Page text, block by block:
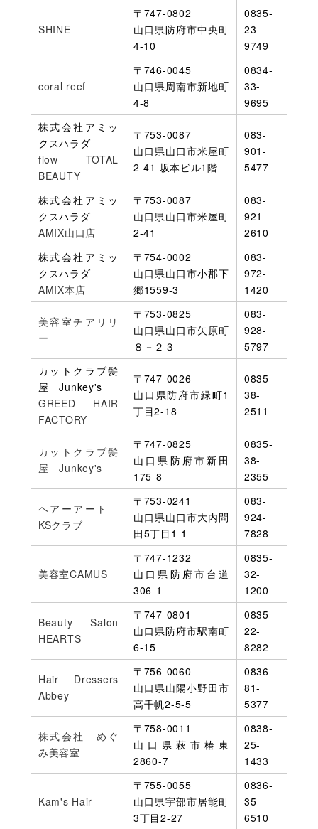
SHINE
〒747-0802
山口県防府市中央町
4-10
0835-
23-
9749
coral reef
〒746-0045
山口県周南市新地町
4-8
0834-
33-
9695
株式会社アミッ
クスハラダ
flow TOTAL
BEAUTY
〒753-0087
山口県山口市米屋町
2-41 坂本ビル1階
083-
901-
5477
株式会社アミッ
クスハラダ
AMIX山口店
〒753-0087
山口県山口市米屋町
2-41
083-
921-
2610
株式会社アミッ
クスハラダ
AMIX本店
〒754-0002
山口県山口市小郡下
郷1559-3
083-
972-
1420
美容室チアリリ
ー
〒753-0825
山口県山口市矢原町
８－２３
083-
928-
5797
カットクラブ髪
屋 Junkey's
GREED HAIR
FACTORY
〒747-0026
山口県防府市緑町1
丁目2-18
0835-
38-
2511
カットクラブ髪
屋 Junkey's
〒747-0825
山口県防府市新田
175-8
0835-
38-
2355
ヘアーアート
KSクラブ
〒753-0241
山口県山口市大内問
田5丁目1-1
083-
924-
7828
美容室CAMUS
〒747-1232
山口県防府市台道
306-1
0835-
32-
1200
Beauty Salon
HEARTS
〒747-0801
山口県防府市駅南町
6-15
0835-
22-
8282
Hair Dressers
Abbey
〒756-0060
山口県山陽小野田市
高千帆2-5-5
0836-
81-
5377
株式会社 めぐ
み美容室
〒758-0011
山口県萩市椿東
2860-7
0838-
25-
1433
Kam's Hair
〒755-0055
山口県宇部市居能町
3丁目2-27
0836-
35-
6510